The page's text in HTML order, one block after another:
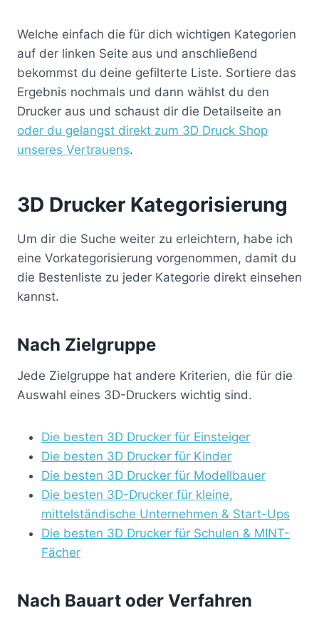
Welche einfach die für dich wichtigen Kategorien
auf der linken Seite aus und anschließend
bekommst du deine gefilterte Liste. Sortiere das
Ergebnis nochmals und dann wählst du den
Drucker aus und schaust dir die Detailseite an
oder du gelangst direkt zum 3D Druck Shop
unseres Vertrauens.
3D Drucker Kategorisierung
Um dir die Suche weiter zu erleichtern, habe ich
eine Vorkategorisierung vorgenommen, damit du
die Bestenliste zu jeder Kategorie direkt einsehen
kannst.
Nach Zielgruppe
Jede Zielgruppe hat andere Kriterien, die für die
Auswahl eines 3D-Druckers wichtig sind.
Die besten 3D Drucker für Einsteiger
Die besten 3D Drucker für Kinder
Die besten 3D Drucker für Modellbauer
Die besten 3D-Drucker für kleine,
mittelständische Unternehmen & Start-Ups
Die besten 3D Drucker für Schulen & MINT-
Fächer
Nach Bauart oder Verfahren